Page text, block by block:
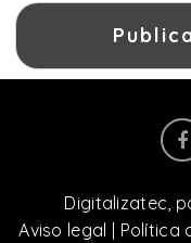
Digitalizatec ,
Aviso legal | Política